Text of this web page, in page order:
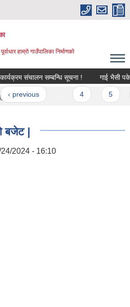
हाम्रो गाउँपालिका निर्माणको
संचालन सम्बन्धि सूचना ! गाई भैसी
‹ previous
|
|
2024 - 16:10